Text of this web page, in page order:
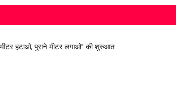
हटाओ, पुराने मीटर लगाओ” की शुरुआत
सिंह देव से मिले सांसद विजय बघेल